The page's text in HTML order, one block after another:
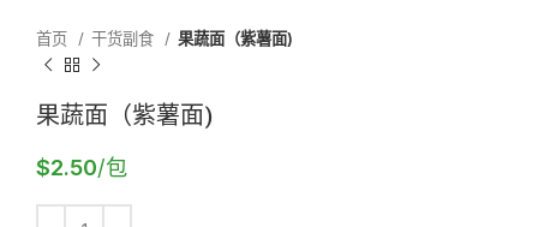
首页 干货副食 果蔬面（紫薯面)
果蔬面（紫薯面)
$2.50/包